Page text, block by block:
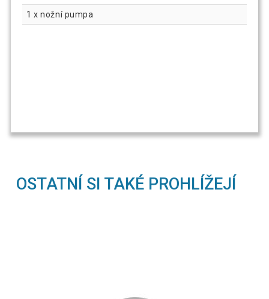
1 x nožní pumpa
OSTATNÍ SI TAKÉ PROHLÍŽEJÍ